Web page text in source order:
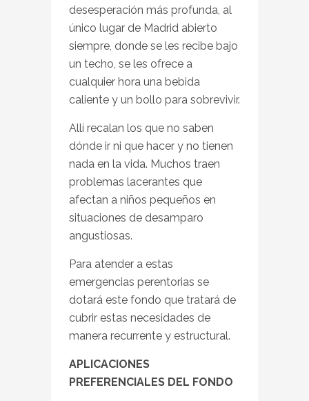
desesperación más profunda, al
único lugar de Madrid abierto
siempre, donde se les recibe bajo
un techo, se les ofrece a
cualquier hora una bebida
caliente y un bollo para sobrevivir.
Allí recalan los que no saben
dónde ir ni que hacer y no tienen
nada en la vida. Muchos traen
problemas lacerantes que
afectan a niños pequeños en
situaciones de desamparo
angustiosas.
Para atender a estas
emergencias perentorias se
dotará este fondo que tratará de
cubrir estas necesidades de
manera recurrente y estructural.
APLICACIONES
PREFERENCIALES DEL FONDO